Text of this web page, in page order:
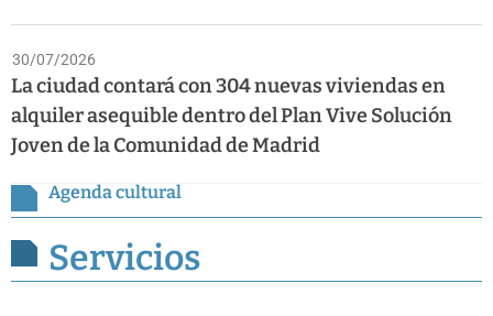
30/07/2026
La ciudad contará con 304 nuevas viviendas en
alquiler asequible dentro del Plan Vive Solución
Joven de la Comunidad de Madrid
Agenda cultural
Servicios